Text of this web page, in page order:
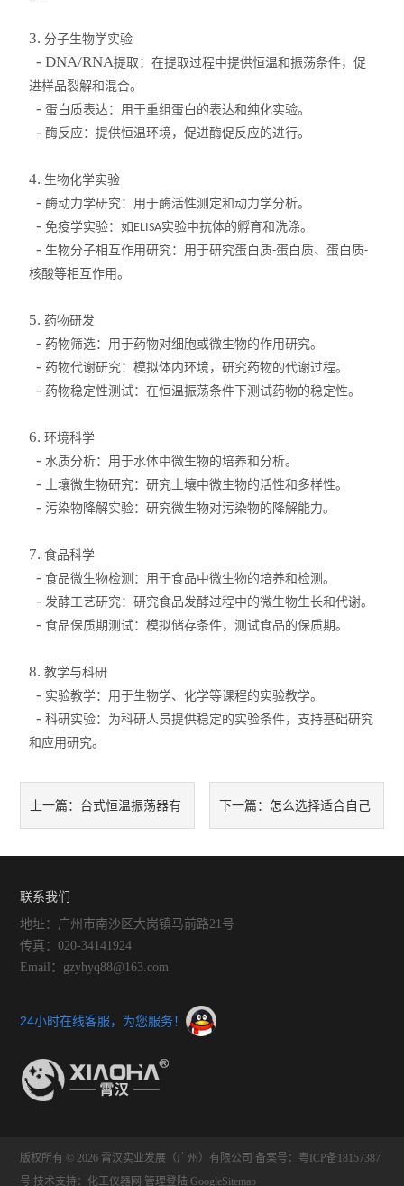
低温冷却液循环泵
高低温循环装置
电热套
微波化学反应器
显微熔点测定仪
蠕动泵
摇床
高速分散器
聚四氟乙烯
紫外分析仪
仪器、真空推车
火焰光度计
双层玻璃反应釜
冷冻干燥机
水热合成反应釜
旋转蒸发仪
3. 分子生物学实验
- DNA/RNA提取：在提取过程中提供恒温和振荡条件，促
进样品裂解和混合。
-蛋白质表达：用于重组蛋白的表达和纯化实验。
-酶反应：提供恒温环境，促进酶促反应的进行。
4. 生物化学实验
-酶动力学研究：用于酶活性测定和动力学分析。
-免疫学实验：如 ELISA实验中抗体的孵育和洗涤。
- 生物分子相互作用研究：用于研究蛋白质-蛋白质、蛋白质-
核酸等相互作用。
5. 药物研发
- 药物筛选：用于药物对细胞或微生物的作用研究。
- 药物代谢研究：模拟体内环境，研究药物的代谢过程。
- 药物稳定性测试：在恒温振荡条件下测试药物的稳定性。
6.环境科学
-水质分析：用于水体中微生物的培养和分析。
- 土壤微生物研究：研究土壤中微生物的活性和多样性。
-污染物降解实验：研究微生物对污染物的降解能力。
7.食品科学
-食品微生物检测：用于食品中微生物的培养和检测。
-发酵工艺研究：研究食品发酵过程中的微生物生长和代谢。
-食品保质期测试：模拟储存条件，测试食品的保质期。
8.教学与科研
- 实验教学：用于生物学、化学等课程的实验教学。
-科研实验：为科研人员提供稳定的实验条件，支持基础研究
和应用研究。
上一篇： 台式恒温振荡器有 下一篇： 怎么选择适合自己
联系我们
地址：广州市南沙区大岗镇马前路21号
传真：020-34141924
Email：gzyhyq88@163.com
24小时在线客服，为您服务！
版权所有 © 2026 霄汉实业发展（广州）有限公司 备案号：粤ICP备18157387
号 技术支持： 化工仪器网 管理登陆 GoogleSitemap